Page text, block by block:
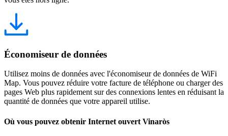
Économiseur de données
Utilisez moins de données avec l'économiseur de données de WiFi
Map. Vous pouvez réduire votre facture de téléphone ou charger des
pages Web plus rapidement sur des connexions lentes en réduisant la
quantité de données que votre appareil utilise.
Où vous pouvez obtenir Internet ouvert Vinaròs